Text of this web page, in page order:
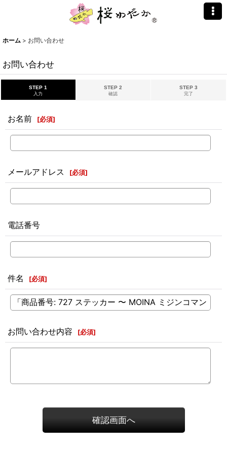
ホーム > お問い合わせ
お問い合わせ
STEP 1
入力
STEP 2
確認
STEP 3
完了
お名前 [必須]
メールアドレス [必須]
電話番号
件名 [必須]
お問い合わせ内容 [必須]
確認画面へ